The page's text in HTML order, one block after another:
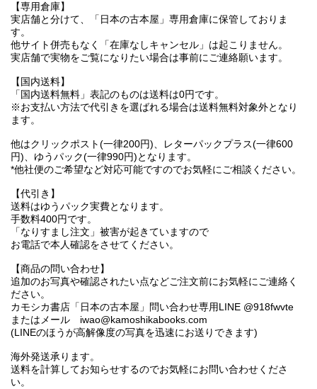
【専用倉庫】
実店舗と分けて、「日本の古本屋」専用倉庫に保管しておりま
す。
他サイト併売もなく「在庫なしキャンセル」は起こりません。
実店舗で実物をご覧になりたい場合は事前にご連絡願います。
【国内送料】
「国内送料無料」表記のものは送料は0円です。
※お支払い方法で代引きを選ばれる場合は送料無料対象外となり
ます。
他はクリックポスト(一律200円)、レターパックプラス(一律600
円)、ゆうパック(一律990円)となります。
*他社便のご希望など対応可能ですのでお気軽にご相談ください。
【代引き】
送料はゆうパック実費となります。
手数料400円です。
「なりすまし注文」被害が起きていますので
お電話で本人確認をさせてください。
【商品の問い合わせ】
追加のお写真や確認されたい点などご注文前にお気軽にご連絡く
ださい。
カモシカ書店「日本の古本屋」問い合わせ専用LINE @918fwvte
またはメール iwao@kamoshikabooks.com
(LINEのほうが高解像度の写真を迅速にお送りできます)
海外発送承ります。
送料を計算してお知らせするのでお気軽にお問い合わせくださ
い。